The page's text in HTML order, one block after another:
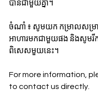
បានជាមួយគ្នា។
ចំណាំ ៖ សូមយក កម្រាលសម្រ
អាហារមកជាមួយផង និងសូមរីក
ពិសេសមួយនេះ។
For more information,
to contact us directly.